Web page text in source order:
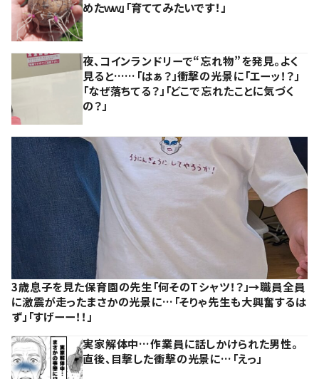
めたｗｗ」「育ててみたいです！」
夜、コインランドリーで“忘れ物”を発見。よく
見ると……「はぁ？」衝撃の光景に「エーッ！？」
「なぜ落ちてる？」「どこで忘れたことに気づく
の？」
3歳息子を見た保育園の先生「何そのTシャツ！？」→職員全員
に激震が走ったまさかの光景に…「そりゃ先生も大興奮するは
ず」「すげーー！！」
実家解体中…作業員に話しかけられた男性。
直後、目撃した衝撃の光景に…「えっ」